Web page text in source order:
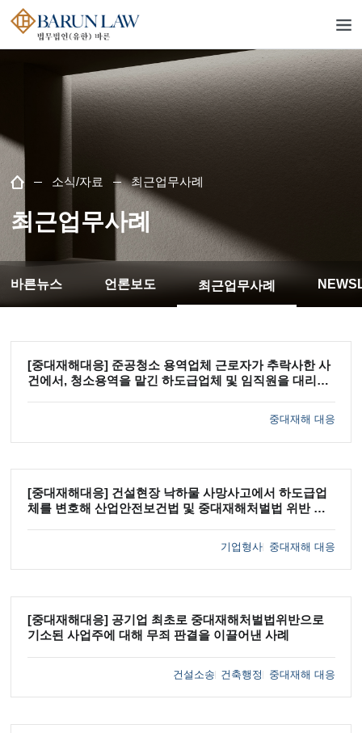
소식/자료 최근업무사례
최근업무사례
바른뉴스 언론보도 최근업무사례
[중대재해대응] 준공청소 용역업체 근로자가 추락사한 사
건에서, 청소용역을 맡긴 하도급업체 및 임직원을 대리해
중대재해 대응
[중대재해대응] 건설현장 낙하물 사망사고에서 하도급업
체를 변호해 산업안전보건법 및 중대재해처벌법 위반 혐
기업형사 중대재해 대응
[중대재해대응] 공기업 최초로 중대재해처벌법위반으로
기소된 사업주에 대해 무죄 판결을 이끌어낸 사례
건설소송 건축행정 중대재해 대응